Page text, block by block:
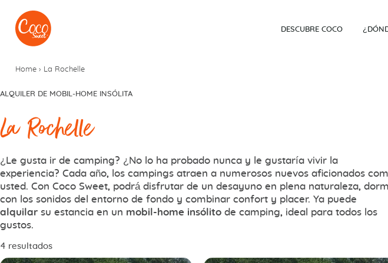
Ir al menú
Ir a los contenidos
DESCUBRE COCO
Home › La Rochelle
ALQUILER DE MOBIL-HOME INSÓLITA
La Rochelle
¿Le gusta ir de camping? ¿No lo ha probado nunca y le gustaría vivir la
experiencia? Cada año, los campings atraen a numerosos nuevos aficionados
usted. Con Coco Sweet, podrá disfrutar de un desayuno en plena naturaleza,
con los sonidos del entorno de fondo y combinar confort y placer. Ya puede
alquilar su estancia en un mobil-home insólito de camping, ideal para todos los
gustos.
4 resultados